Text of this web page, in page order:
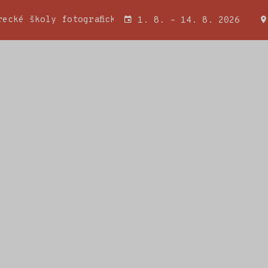
školy fotografické a Wojciecha Miatkowského
1. 8. – 14. 8. 2026